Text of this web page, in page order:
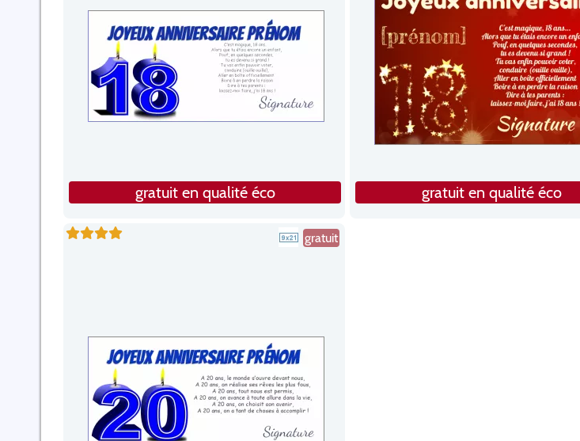
gratuit en qualité éco gratuit en qualité éco
gratuit